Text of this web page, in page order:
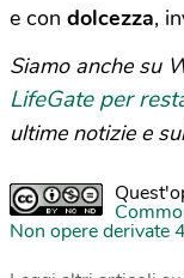
e con dolcezza,
Siamo anche su
LifeGate per
ultime notizie e
Non opere derivate